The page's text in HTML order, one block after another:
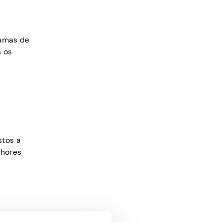
de
os
a